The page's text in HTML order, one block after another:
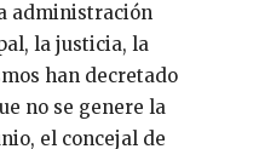
administración
la justicia, la
han decretado
no se genere la
el concejal de